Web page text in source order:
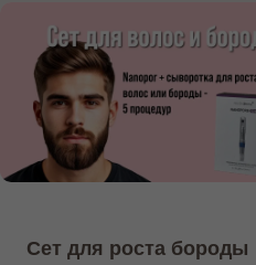
Сет для роста бороды